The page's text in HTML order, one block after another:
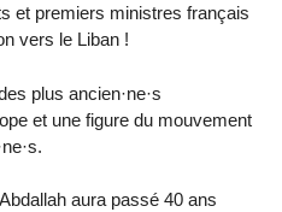
et premiers ministres français
vers le Liban !
plus ancien·ne·s
et une figure du mouvement
aura passé 40 ans